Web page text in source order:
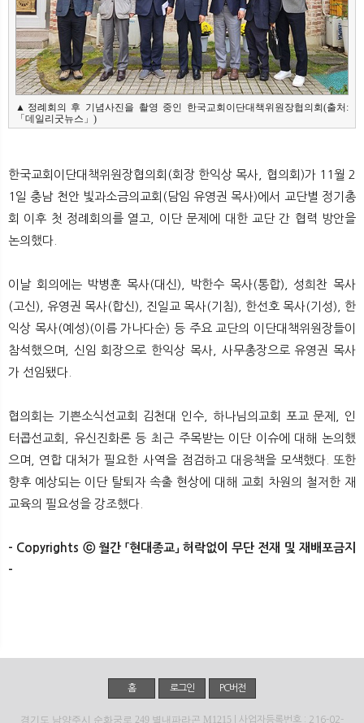
뉴 색
▲정례회의 후 기념사진을 촬영 중인 한국교회이단대책위원장협의회(출처:
「데일리굿뉴스」)
한국교회이단대책위원장협의회(회장 한익상 목사, 협의회)가 11월 2
1일 충남 천안 빛과소금의교회(담임 유영권 목사)에서 교단별 정기총
회 이후 첫 정례회의를 열고, 이단 문제에 대한 교단 간 협력 방안을
논의했다.
이날 회의에는 박병훈 목사(대신), 박한수 목사(통합), 성희찬 목사
(고신), 유영권 목사(합신), 진일교 목사(기침), 한선호 목사(기성), 한
익상 목사(예성)(이름 가나다순)​ 등 주요 교단의 이단대책위원장들이
참석했으며, 신임 회장으로 한익상 목사, 사무총장으로 유영권 목사
가 선임됐다.
협의회는 기쁜소식선교회 김천대 인수, 하나님의교회 포교 문제, 인
터콥선교회, 유신진화론 등 최근 주목받는 이단 이슈에 대해 논의했
으며, 연합 대처가 필요한 사역을 점검하고 대응책을 모색했다. 또한
향후 예상되는 이단 탈퇴자 속출 현상에 대해 교회 차원의 철저한 재
교육의 필요성을 강조했다.
- Copyrights ⓒ 월간 「현대종교」 허락없이 무단 전재 및 재배포금지
-
홈 로그인 PC버전
경기도 남양주시 순화궁로 249 별내파라곤 M1215 | 사업자등록번호 : 216-02-